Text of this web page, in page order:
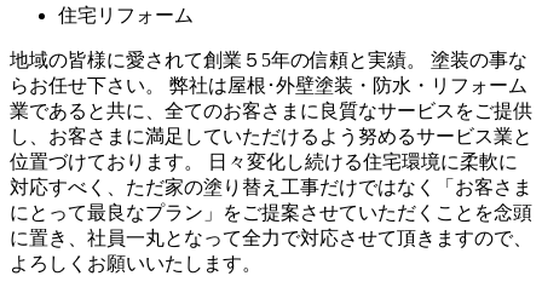
住宅リフォーム
地域の皆様に愛されて創業５5年の信頼と実績。 塗装の事な
らお任せ下さい。 弊社は屋根･外壁塗装・防水・リフォーム
業であると共に、全てのお客さまに良質なサービスをご提供
し、お客さまに満足していただけるよう努めるサービス業と
位置づけております。 日々変化し続ける住宅環境に柔軟に
対応すべく、ただ家の塗り替え工事だけではなく「お客さま
にとって最良なプラン」をご提案させていただくことを念頭
に置き、社員一丸となって全力で対応させて頂きますので、
よろしくお願いいたします。